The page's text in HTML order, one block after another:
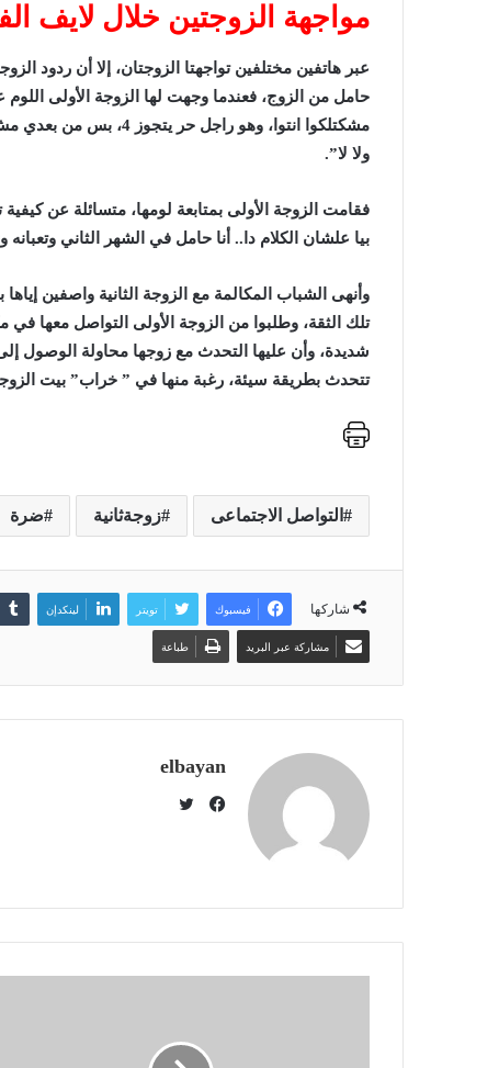
مواجهة الزوجتين خلال لايف
عبر هاتفين مختلفين تواجهتا الزوجتان، إلا أن ردود
حامل من الزوج، فعندما وجهت لها الزوجة الأولى
مشكتلكوا انتوا، وهو
ولا لا”.
فقامت الزوجة الأولى بمتابعة لومها، متسائلة عن
بيا علشان الكلام دا.. أنا حامل في الشهر الثاني
وأنهى الشباب المكالمة مع الزوجة الثانية واصفين
تلك الثقة، وطلبوا من الزوجة الأولى التواصل معها
شديدة، وأن عليها التحدث مع زوجها محاولة الوصول
تتحدث بطريقة سيئة، رغبة منها في ” خراب” بيت
التواصل الاجتماعى زوجةثانية ضرة
شاركها فيسبوك تويتر لينكدإن
مشاركة عبر البريد طباعة
elbayan
ب
ر